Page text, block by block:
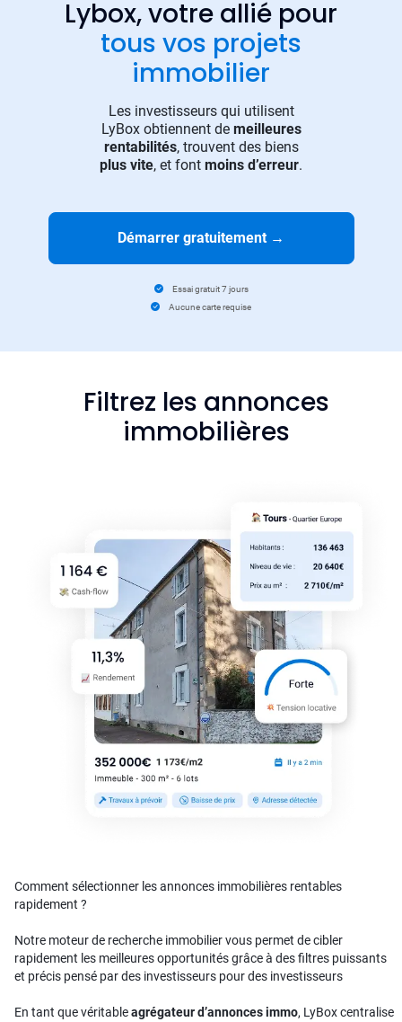
Lybox, votre allié pour
tous vos projets
immobilier
Les investisseurs qui utilisent
LyBox obtiennent de meilleures
rentabilités, trouvent des biens
plus vite, et font moins d’erreur.
Démarrer gratuitement →
Essai gratuit 7 jours
Aucune carte requise
Filtrez les annonces
immobilières
Comment sélectionner les annonces immobilières rentables
rapidement ?
Notre moteur de recherche immobilier vous permet de cibler
rapidement les meilleures opportunités grâce à des filtres puissants
et précis pensé par des investisseurs pour des investisseurs
En tant que véritableagrégateur d’annonces immo, LyBox centralise